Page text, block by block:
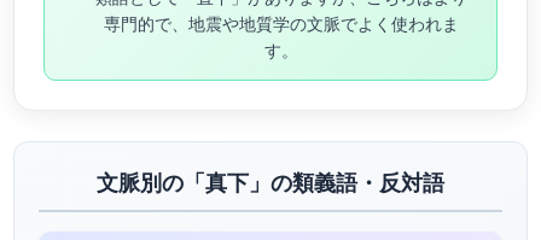
専門的で、地震や地質学の文脈でよく使われま
す。
文脈別の「真下」の類義語・反対語